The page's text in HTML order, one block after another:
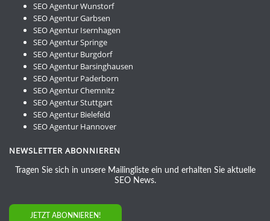
SEO Agentur Wunstorf
SEO Agentur Garbsen
SEO Agentur Isernhagen
SEO Agentur Springe
SEO Agentur Burgdorf
SEO Agentur Barsinghausen
SEO Agentur Paderborn
SEO Agentur Chemnitz
SEO Agentur Stuttgart
SEO Agentur Bielefeld
SEO Agentur Hannover
NEWSLETTER ABONNIEREN
Tragen Sie sich in unsere Mailingliste ein und erhalten Sie aktuelle
SEO News.
JETZT ABONNIEREN!